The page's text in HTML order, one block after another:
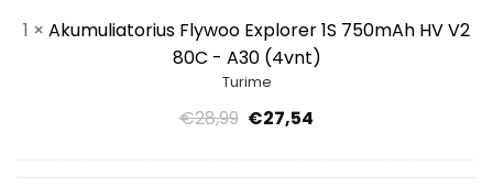
V2
80C
-
A30
1 × Akumuliatorius Flywoo Explorer 1S 750mAh HV V2
80C - A30 (4vnt)
Turime
€28,99 Pradinė
€27,54